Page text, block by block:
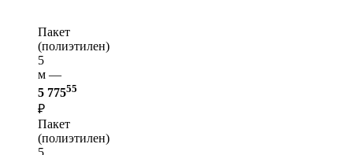
Пакет
(полиэтилен)
5
м —
5 77555
₽
Пакет
(полиэтилен)
5